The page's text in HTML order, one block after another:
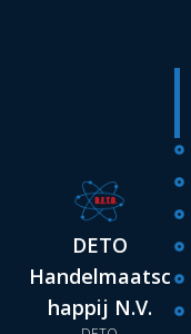
DETO
Handelmaatsc
happij N.V.